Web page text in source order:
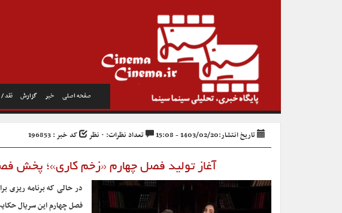
صفحه اصلی خبر گزارش نقد
تاریخ انتشار:1403/02/20 - 15:08 تعداد نظرات: ۰ نظر کد خبر : 196853
آغاز تولید فصل چهارم «زخم کاری»؛ پخش
در حالی که برنامه
فصل چهارم این سریال